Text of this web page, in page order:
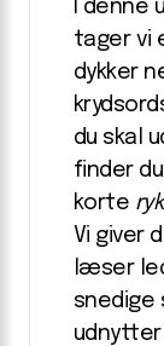
I denne
tager vi
dykker
du skal
finder
korte ryk
Vi giver
læser
snedige